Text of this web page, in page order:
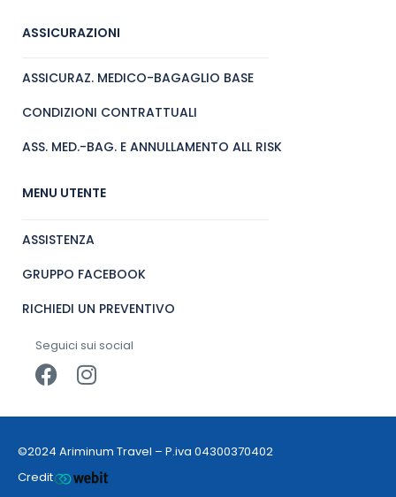
ASSICURAZIONI
ASSICURAZ. MEDICO-BAGAGLIO BASE
CONDIZIONI CONTRATTUALI
ASS. MED.-BAG. E ANNULLAMENTO ALL RISK
MENU UTENTE
ASSISTENZA
GRUPPO FACEBOOK
RICHIEDI UN PREVENTIVO
Seguici sui social
©2024 Ariminum Travel – P.iva 04300370402
Credit